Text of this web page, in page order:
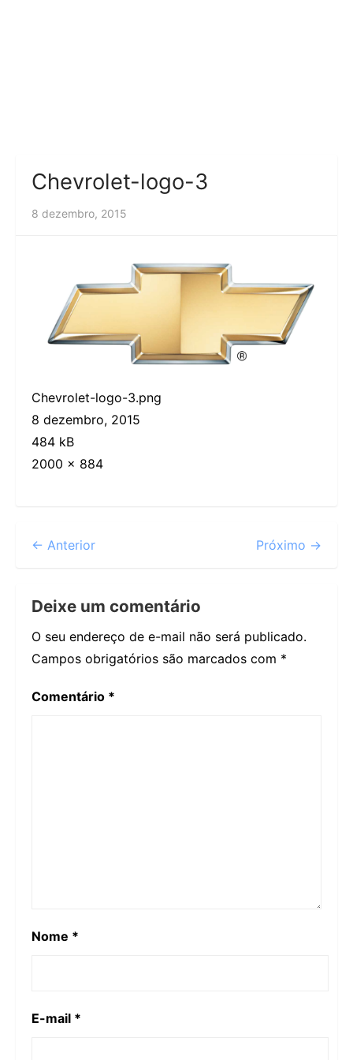
Chevrolet-logo-3
8 dezembro, 2015
Chevrolet-logo-3.png
8 dezembro, 2015
484 kB
2000 × 884
← Anterior Próximo →
Deixe um comentário
O seu endereço de e-mail não será publicado.
Campos obrigatórios são marcados com *
Comentário *
Nome *
E-mail *